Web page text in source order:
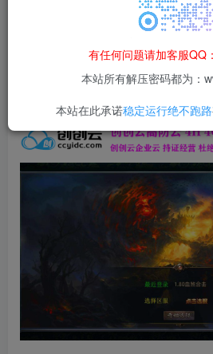
本站资源仅用于学习交流，禁
果由使用者自行承担。
有任何问题请加客服QQ
本站所有解压密码都为：
本站在此承诺稳定运行绝不跑路